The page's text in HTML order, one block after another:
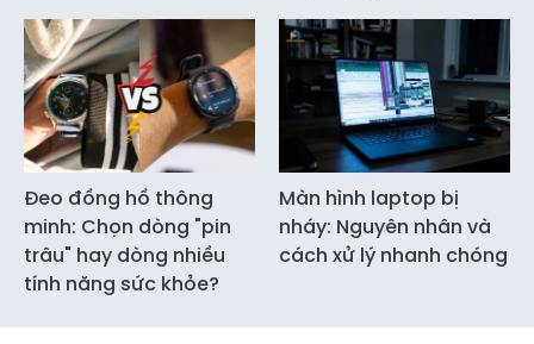
Đeo đồng hồ thông
minh: Chọn dòng "pin
trâu" hay dòng nhiều
tính năng sức khỏe?
Màn hình laptop bị
nháy: Nguyên nhân và
cách xử lý nhanh chóng